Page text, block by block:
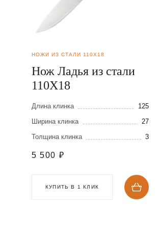
НОЖИ ИЗ СТАЛИ 110Х18
Нож Ладья из стали
110Х18
Длина клинка
125
Ширина клинка
27
Толщина клинка
3
5 500 ₽
КУПИТЬ В 1 КЛИК